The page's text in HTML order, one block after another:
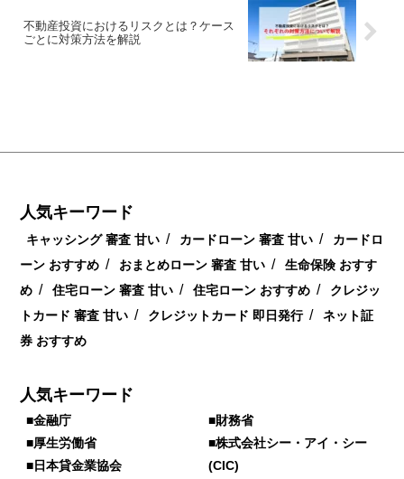
不動産投資におけるリスクとは？ケース
ごとに対策方法を解説
人気キーワード
キャッシング 審査 甘い / カードローン 審査 甘い /
カードロ
ーン おすすめ / おまとめローン 審査 甘い /
生命保険 おすす
め / 住宅ローン 審査 甘い / 住宅ローン おすすめ /
クレジッ
トカード 審査 甘い / クレジットカード 即日発行 /
ネット証
券 おすすめ
人気キーワード
■金融庁
■厚生労働省
■日本貸金業協会
■財務省
■株式会社シー・アイ・シー
(CIC)